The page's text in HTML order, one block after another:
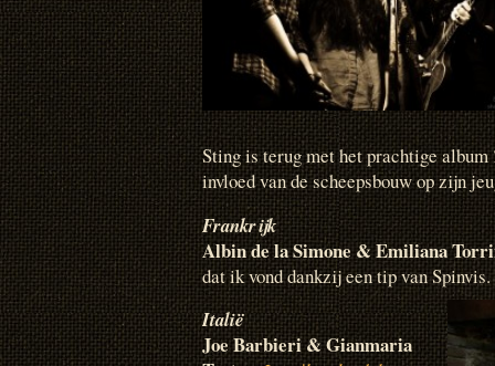
Sting is terug met het prachtige album
invloed van de scheepsbouw op zijn
Frankrijk
Albin de la Simone & Emiliana
dat ik vond dankzij een tip van
Italië
Joe Barbieri & Gianmaria